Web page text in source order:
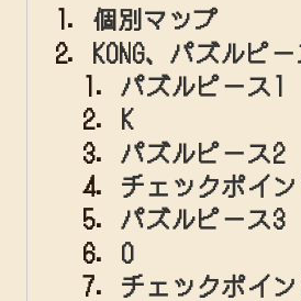
個別マップ
KONG、パズルピ
パズルピース1
K
パズルピース2
チェックポイ
パズルピース3
O
チェックポイ